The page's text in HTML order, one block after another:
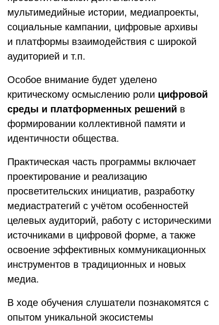
мультимедийные истории, медиапроекты,
социальные кампании, цифровые архивы
и платформы взаимодействия с широкой
аудиторией и т.п.
Особое внимание будет уделено
критическому осмыслению роли цифровой
среды и платформенных решений в
формировании коллективной памяти и
идентичности общества.
Практическая часть программы включает
проектирование и реализацию
просветительских инициатив, разработку
медиастратегий с учётом особенностей
целевых аудиторий, работу с историческими
источниками в цифровой форме, а также
освоение эффективных коммуникационных
инструментов в традиционных и новых
медиа.
В ходе обучения слушатели познакомятся с
опытом уникальной экосистемы